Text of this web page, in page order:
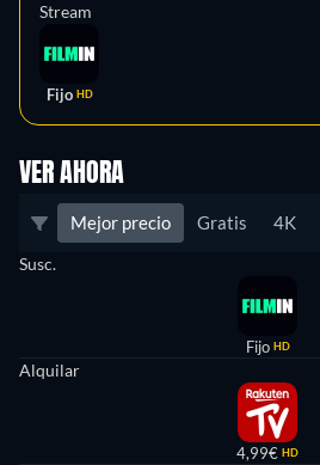
Stream
Fijo HD
VER AHORA
Mejor precio Gratis 4K
Susc.
Fijo HD
Alquilar
4,99€ HD